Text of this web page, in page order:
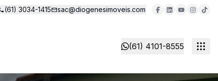
(61) 3034-1415 sac@diogenesimoveis.com
(61) 4101-8555